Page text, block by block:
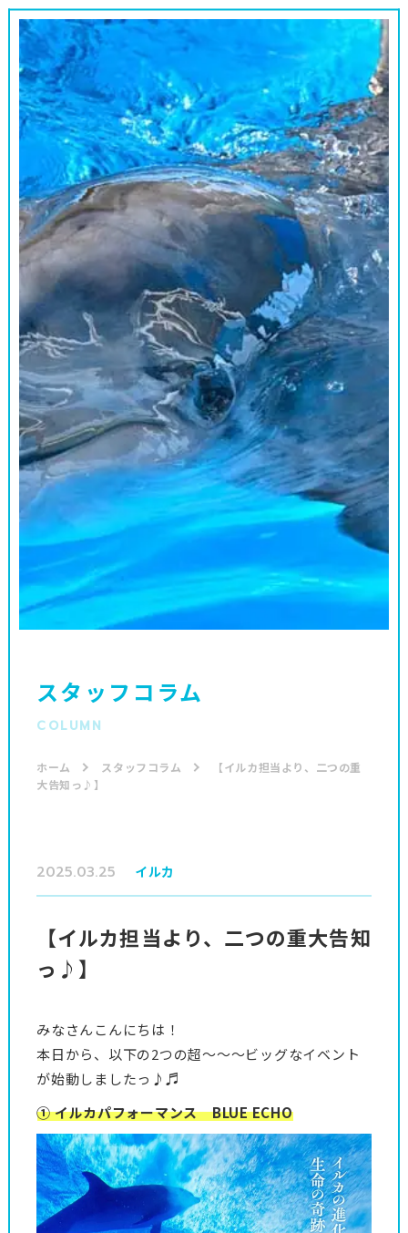
スタッフコラム
COLUMN
ホーム スタッフコラム
【イルカ担当より、二つの重
大告知っ♪】
2025.03.25 イルカ
【イルカ担当より、二つの重大告知
っ♪】
みなさんこんにちは！
本日から、以下の2つの超～～～ビッグなイベント
が始動しましたっ♪♬
① イルカパフォーマンス BLUE ECHO